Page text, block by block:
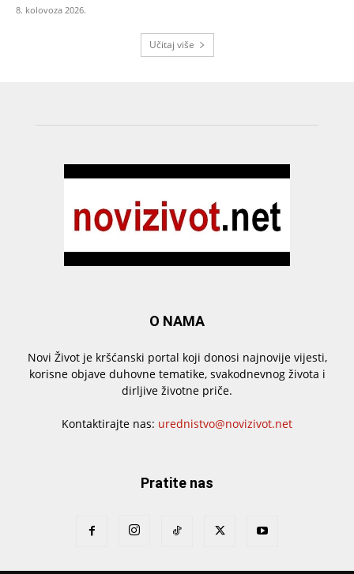
8. kolovoza 2026.
Učitaj više
O NAMA
Novi Život je kršćanski portal koji donosi najnovije vijesti,
korisne objave duhovne tematike, svakodnevnog života i
dirljive životne priče.
Kontaktirajte nas: urednistvo@novizivot.net
Pratite nas